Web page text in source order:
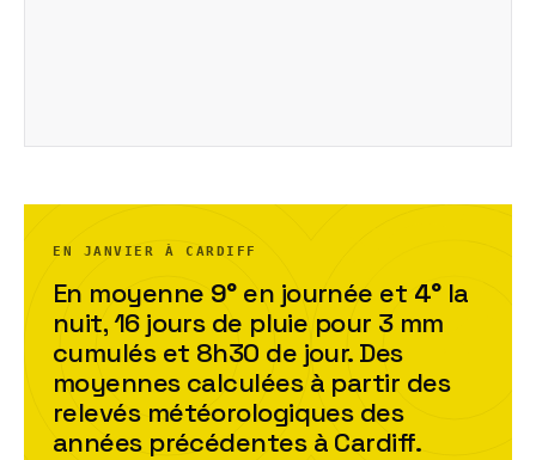
EN JANVIER À CARDIFF
En moyenne 9°en journée et 4°la
nuit,16joursde pluie pour 3mm
cumulés et 8h30 de jour. Des
moyennes calculées à partir des
relevés météorologiques des
années précédentes à Cardiff.